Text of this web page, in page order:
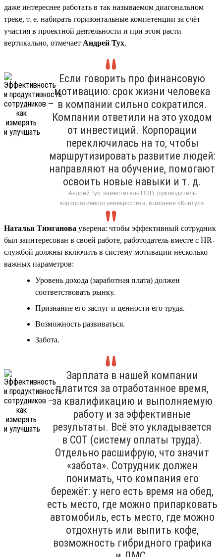
даже интереснее работать в так называемом диагональном
треке, т. е. набирать горизонтальные компетенции за счёт
участия в проектной деятельности и при этом расти
вертикально, отмечает Андрей Тух.
Если говорить про финансовую
мотивацию: срок жизни человека
в компании сильно сократился.
Компании ответили на это уходом
от инвестиций. Корпорации
переключилась на то, чтобы
маршрутизировать развитие людей:
направляют на обучение, помогают
освоить новые навыки и т. д.
Андрей Тух, заместитель HRD, руководитель
корпоративного университета, компания «Контур»
Наталья Тимганова уверена: чтобы эффективный сотрудник
был заинтересован в своей работе, работодатель вместе с HR-
службой должны включить в систему мотивации несколько
важных параметров:
Уровень дохода (заработная плата) должен
соответствовать рынку.
Признание его заслуг и ценности его труда.
Возможность развиваться.
Забота.
Зарплата в нашей компании
платится за отработанное время,
за квалификацию и выполняемую
работу и за эффективные
результаты. Всё это укладывается
в СОТ (систему оплаты труда).
Отдельно расшифрую, что значит
«забота». Сотрудник должен
понимать, что компания его
бережёт: у него есть время на обед,
есть место, где можно припарковать
автомобиль, есть место, где можно
отдохнуть или выпить кофе,
возможность гибридного графика